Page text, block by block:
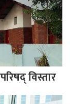
विस्तार